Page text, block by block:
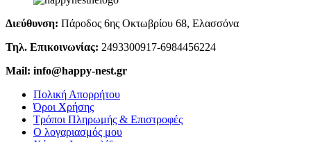
Διεύθυνση: Πάροδος 6ης Οκτωβρίου 68, Ελασσόνα
Τηλ. Επικοινωνίας: 2493300917-6984456224
Mail: info@happy-nest.gr
Πολική Απορρήτου
Όροι Χρήσης
Τρόποι Πληρωμής & Επιστροφές
Ο λογαριασμός μου